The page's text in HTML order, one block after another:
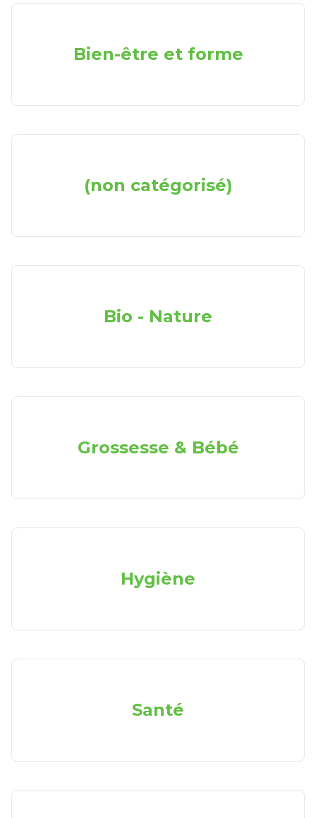
Bien-être et forme
(non catégorisé)
Bio - Nature
Grossesse & Bébé
Hygiène
Santé